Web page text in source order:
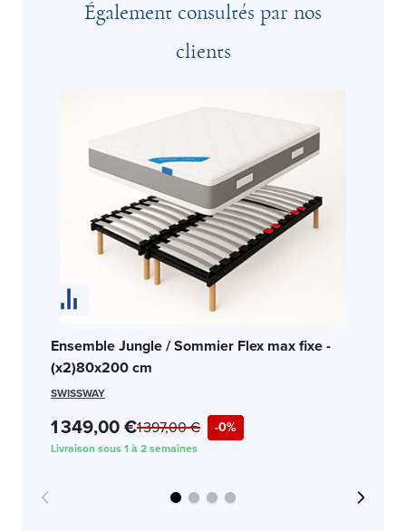
Également consultés par nos
clients
Ensemble Jungle / Sommier Flex max fixe -
(x2)80x200 cm
SWISSWAY
1 349,00 € -0%
1 397,00 €
Livraison sous 1 à 2 semaines